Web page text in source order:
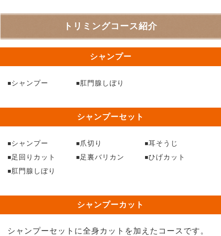
トリミングコース紹介
シャンプー
シャンプー 肛門腺しぼり
シャンプーセット
シャンプー 爪切り
耳そうじ
足回りカット
足裏バリカン
ひげカット
肛門腺しぼり
シャンプーカット
シャンプーセットに全身カットを加えたコースです。